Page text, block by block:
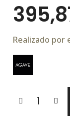
Realizado por